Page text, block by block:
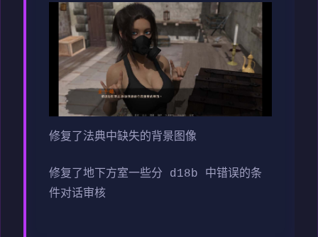
修复了法典中缺失的背景图像
修复了地下方室一些分 d18b 中错误的条
件对话审核